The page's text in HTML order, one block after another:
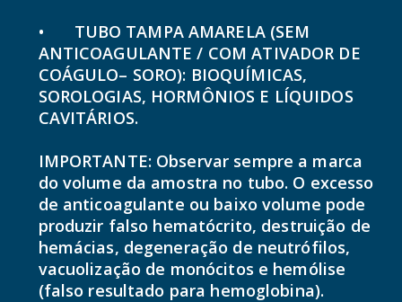
•
TUBO TAMPA AMARELA (SEM
ANTICOAGULANTE / COM ATIVADOR DE
COÁGULO– SORO): BIOQUÍMICAS,
SOROLOGIAS, HORMÔNIOS E LÍQUIDOS
CAVITÁRIOS.
IMPORTANTE: Observar sempre a marca
do volume da amostra no tubo. O excesso
de anticoagulante ou baixo volume pode
produzir falso hematócrito, destruição de
hemácias, degeneração de neutrófilos,
vacuolização de monócitos e hemólise
(falso resultado para hemoglobina).